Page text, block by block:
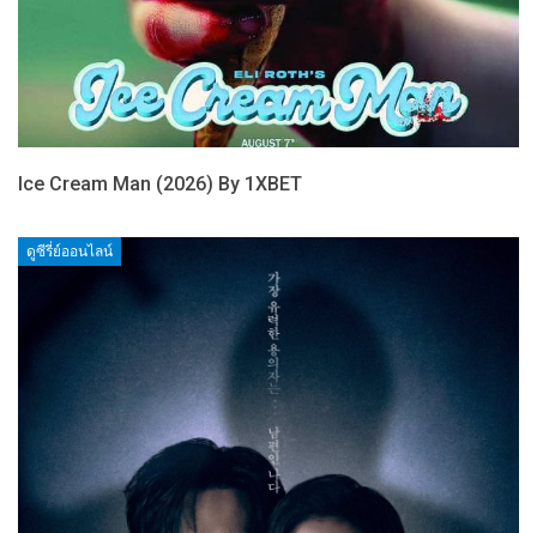
Ice Cream Man (2026) By 1XBET
ดูซีรี่ย์ออนไลน์